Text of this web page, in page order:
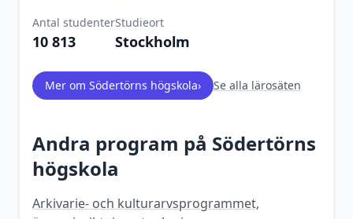
Antal studenter
10 813
Studieort
Stockholm
Mer om Södertörns högskola› Se alla lärosäten
Andra program på Södertörns
högskola
Arkivarie- och kulturarvsprogrammet,